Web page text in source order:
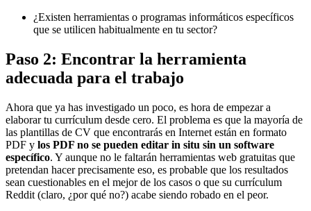
¿Existen herramientas o programas informáticos específicos
que se utilicen habitualmente en tu sector?
Paso 2: Encontrar la herramienta
adecuada para el trabajo
Ahora que ya has investigado un poco, es hora de empezar a
elaborar tu currículum desde cero. El problema es que la mayoría de
las plantillas de CV que encontrarás en Internet están en formato
PDF y los PDF no se pueden editar in situ sin un software
específico. Y aunque no le faltarán herramientas web gratuitas que
pretendan hacer precisamente eso, es probable que los resultados
sean cuestionables en el mejor de los casos o que su currículum
Reddit (claro, ¿por qué no?) acabe siendo robado en el peor.